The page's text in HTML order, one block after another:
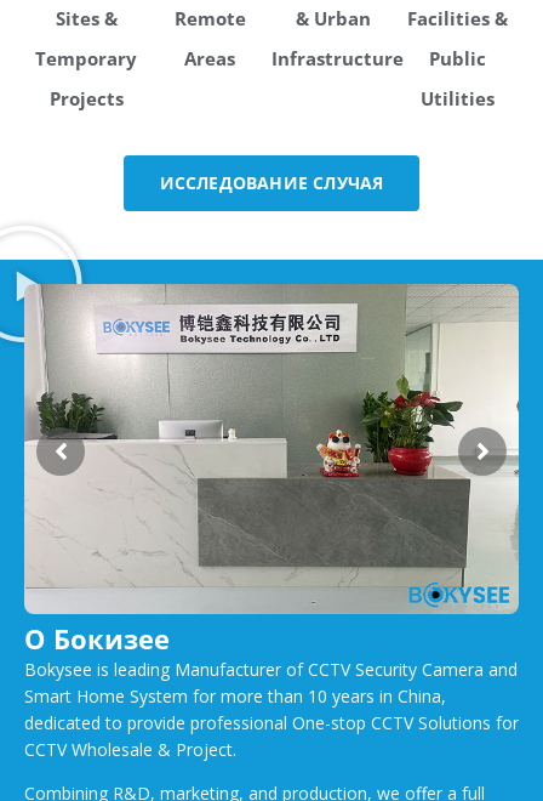
Sites &
Temporary
Projects
Remote
Areas
& Urban
Infrastructure
Facilities &
Public
Utilities
ИССЛЕДОВАНИЕ СЛУЧАЯ
О Бокизее
Bokysee is leading Manufacturer of CCTV Security Camera and
Smart Home System for more than 10 years in China,
dedicated to provide professional One-stop CCTV Solutions for
CCTV Wholesale & Project.
Combining R&D, marketing, and production, we offer a full